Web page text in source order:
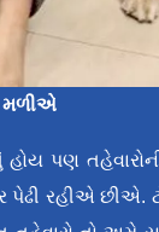
મળીએ
પણ તહેવારોની
રહીએ છીએ.